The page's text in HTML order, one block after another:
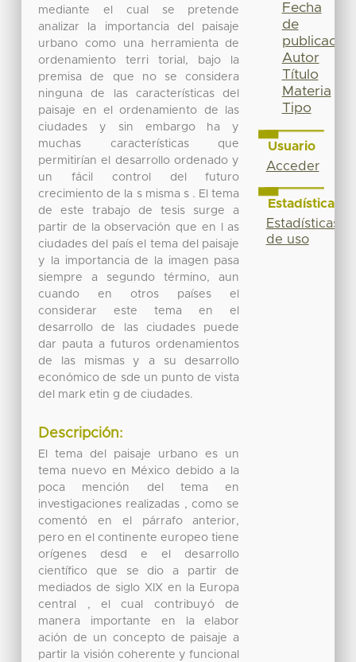
mediante el cual se pretende
analizar la importancia del paisaje
urbano como una herramienta de
ordenamiento terri torial, bajo la
premisa de que no se considera
ninguna de las características del
paisaje en el ordenamiento de las
ciudades y sin embargo ha y
muchas características que
permitirían el desarrollo ordenado y
un fácil control del futuro
crecimiento de la s misma s . El tema
de este trabajo de tesis surge a
partir de la observación que en l as
ciudades del país el tema del paisaje
y la importancia de la imagen pasa
siempre a segundo término, aun
cuando en otros países el
considerar este tema en el
desarrollo de las ciudades puede
dar pauta a futuros ordenamientos
de las mismas y a su desarrollo
económico de sde un punto de vista
del mark etin g de ciudades.
Descripción:
El tema del paisaje urbano es un
tema nuevo en México debido a la
poca mención del tema en
investigaciones realizadas , como se
comentó en el párrafo anterior,
pero en el continente europeo tiene
orígenes desd e el desarrollo
científico que se dio a partir de
mediados de siglo XIX en la Europa
central , el cual contribuyó de
manera importante en la elabor
ación de un concepto de paisaje a
partir la visión coherente y funcional
Fecha
de
publicación
Autor
Título
Materia
Tipo
Usuario
Acceder
Estadísticas
Estadísticas
de uso